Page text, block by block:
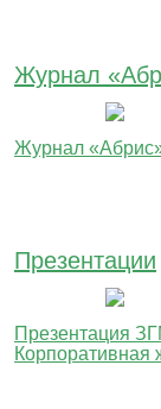
Журнал
Журнал
Презентации
Презентация
Корпоративная